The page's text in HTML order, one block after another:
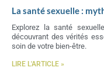
La santé sexuelle :
Explorez la santé
découvrant des vérités
soin de votre bien-être.
LIRE L'ARTICLE »